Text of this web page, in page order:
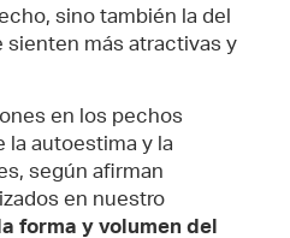
sino también la del
sienten más atractivas y
en los pechos
la autoestima y la
según afirman
en nuestro
forma y volumen del